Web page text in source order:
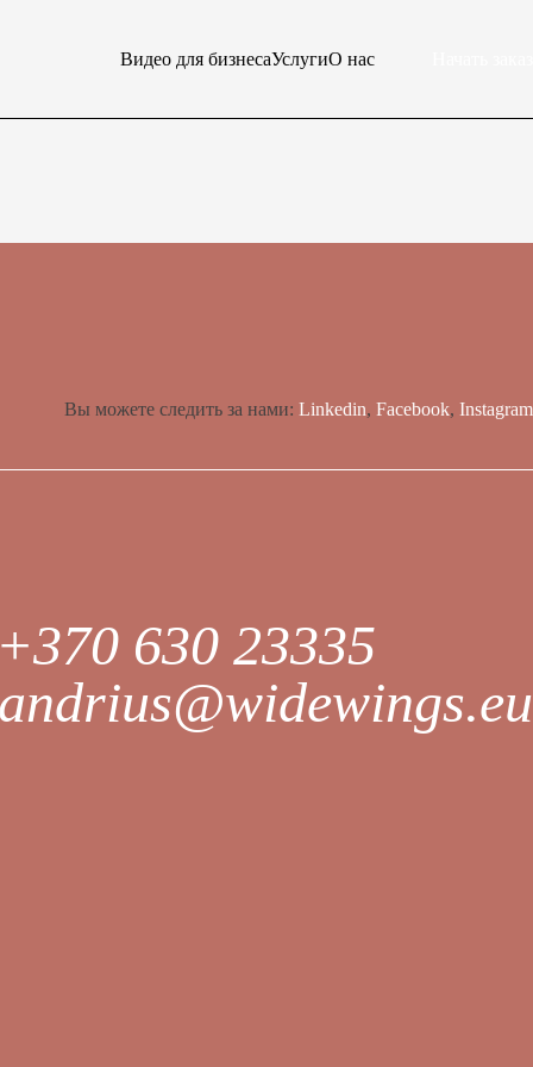
Видео для бизнесаУслугиО нас
Вы можете следить за нами: Linkedin, Facebook, Instagram
+370 630 23335
andrius@widewings.eu